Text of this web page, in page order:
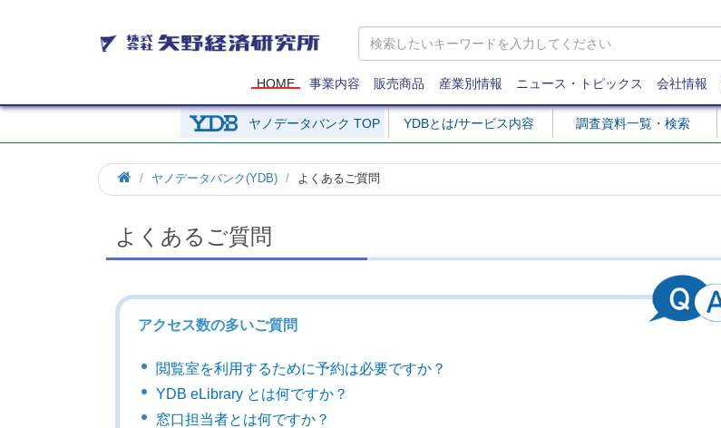
矢
野
研
究
所
HOME 事業内容 販売商品 産業別情報 ニュース・トピックス 会社情報
ヤノデータバンク TOP YDBとは/サービス内容 調査資料一覧・検索
ヤノデータバンク(YDB) よくあるご質問
よくあるご質問
アクセス数の多いご質問
閲覧室を利用するために予約は必要ですか？
YDB eLibrary とは何ですか？
窓口担当者とは何ですか？